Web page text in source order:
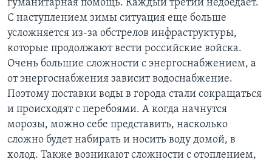
гуманитарная помощь. Каждый третий недоедает.
С наступлением зимы ситуация еще больше
усложняется из-за обстрелов инфраструктуры,
которые продолжают вести российские войска.
Очень большие сложности с энергоснабжением, а
от энергоснабжения зависит водоснабжение.
Поэтому поставки воды в города стали сокращаться
и происходят с перебоями. А когда начнутся
морозы, можно себе представить, насколько
сложно будет набирать и носить воду домой, в
холод. Также возникают сложности с отоплением,